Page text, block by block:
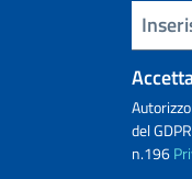
Inserisci la tua email
del
n.196